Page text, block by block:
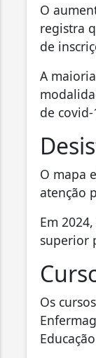
O
registra
de
A
de covid-
O mapa
atenção
Em
superior
Os